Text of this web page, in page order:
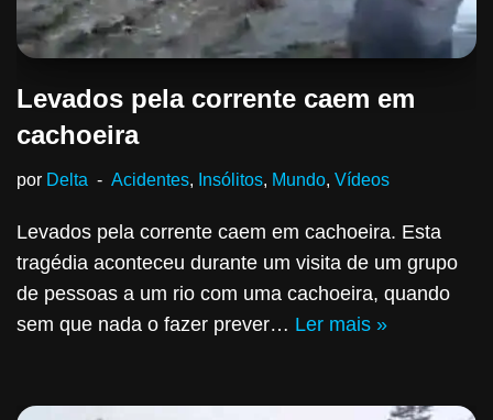
Levados pela corrente caem em
cachoeira
por Delta Acidentes, Insólitos, Mundo, Vídeos
Levados pela corrente caem em cachoeira. Esta
tragédia aconteceu durante um visita de um grupo
de pessoas a um rio com uma cachoeira, quando
sem que nada o fazer prever… Ler mais »